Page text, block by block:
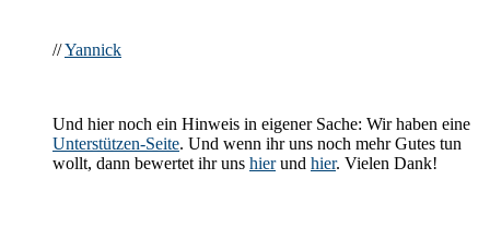
//Yannick
Und hier noch ein Hinweis in eigener Sache: Wir haben eine
Unterstützen-Seite. Und wenn ihr uns noch mehr Gutes tun
wollt, dann bewertet ihr uns hierund hier. Vielen Dank!